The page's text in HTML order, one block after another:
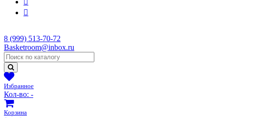
8 (999) 513-70-72
Basketroom@inbox.ru
Избранное
Кол-во: -
Корзина